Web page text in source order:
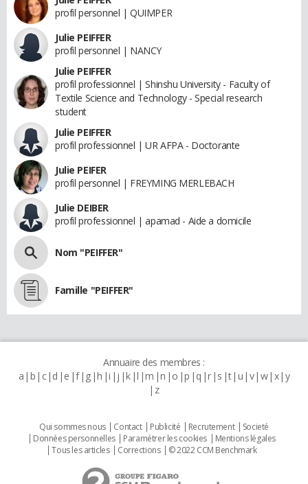
profil personnel | QUIMPER
Julie PEIFFER
profil personnel | NANCY
Julie PEIFFER
profil professionnel | Shinshu University - Faculty of
Textile Science and Technology - Special research
student
Julie PEIFFER
profil professionnel | UR AFPA - Doctorante
Julie PEIFER
profil personnel | FREYMING MERLEBACH
Julie DEIBER
profil professionnel | apamad - Aide a domicile
Nom "PEIFFER"
Famille "PEIFFER"
Annuaire des membres :
a b c d e f g h i j k l m n o p q r s t u v w x y
z
Qui sommes nous Contact Publicité Recrutement
Societé
Données personnelles
Paramétrer les cookies
Mentions légales
Tous les articles
Corrections © 2022 CCM Benchmark